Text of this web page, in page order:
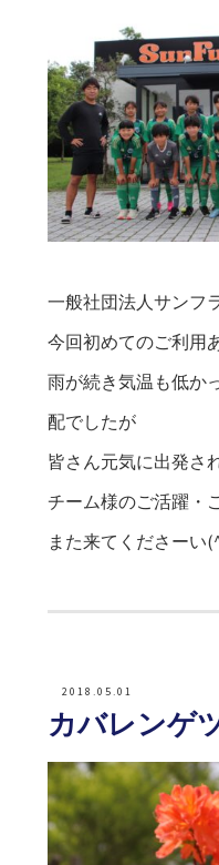
一般社団法人サンフ
今回初めてのご利用
雨が続き気温も低か
配でしたが
皆さん元気に出発さ
チーム様のご活躍・
また来てくださーい
2018.05.01
カバレンゲ